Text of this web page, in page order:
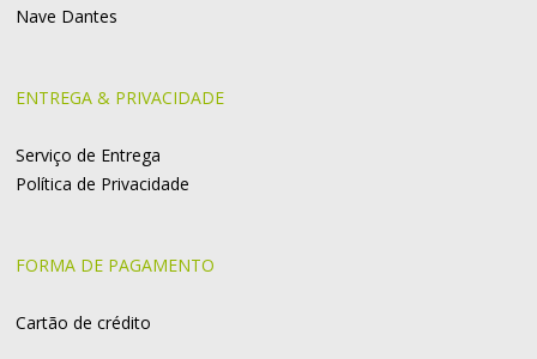
Nave Dantes
ENTREGA & PRIVACIDADE
Serviço de Entrega
Política de Privacidade
FORMA DE PAGAMENTO
Cartão de crédito